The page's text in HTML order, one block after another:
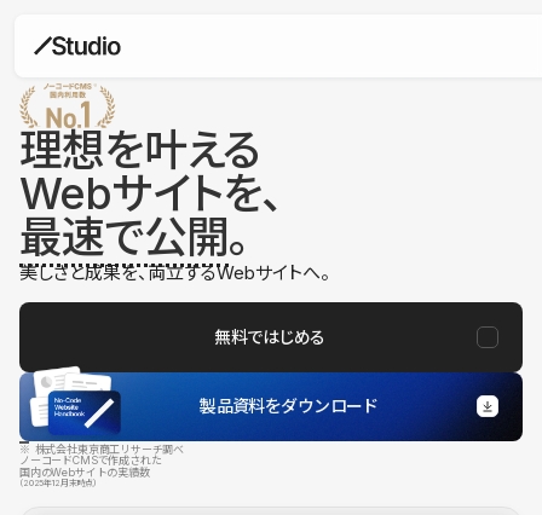
理想を叶える
Webサイトを、
最速で公開。
美しさと成果を、両立するWebサイトへ。
無料ではじめる
製品資料をダウンロード
※ 株式会社東京商工リサーチ調べ
ノーコードCMSで作成された
国内のWebサイトの実績数
（2025年12月末時点）